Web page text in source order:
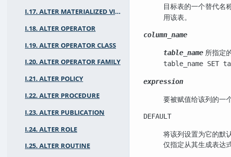
I.17. ALTER MATERIALIZED VIEW
I.18. ALTER OPERATOR
I.19. ALTER OPERATOR CLASS
I.20. ALTER OPERATOR FAMILY
I.21. ALTER POLICY
I.22. ALTER PROCEDURE
I.23. ALTER PUBLICATION
I.24. ALTER ROLE
I.25. ALTER ROUTINE
目标表的一个替代名
用该表。
column_name
table_name 所指定
table_name SET
expression
要被赋值给该列的一
DEFAULT
将该列设置为它的默
仅指定从其生成表达